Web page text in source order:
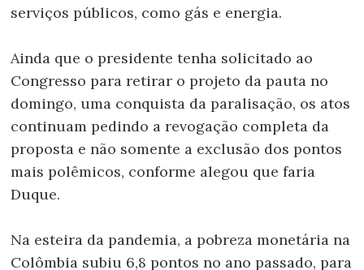
serviços públicos, como gás e energia.
Ainda que o presidente tenha solicitado ao
Congresso para retirar o projeto da pauta no
domingo, uma conquista da paralisação, os atos
continuam pedindo a revogação completa da
proposta e não somente a exclusão dos pontos
mais polêmicos, conforme alegou que faria
Duque.
Na esteira da pandemia, a pobreza monetária na
Colômbia subiu 6,8 pontos no ano passado, para